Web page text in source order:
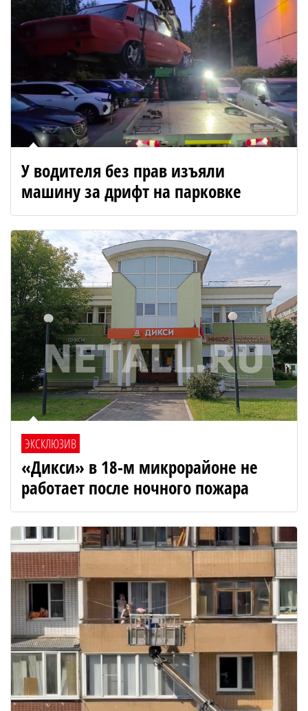
У водителя без прав изъяли
машину за дрифт на парковке
ЭКСКЛЮЗИВ
«Дикси» в 18-м микрорайоне не
работает после ночного пожара